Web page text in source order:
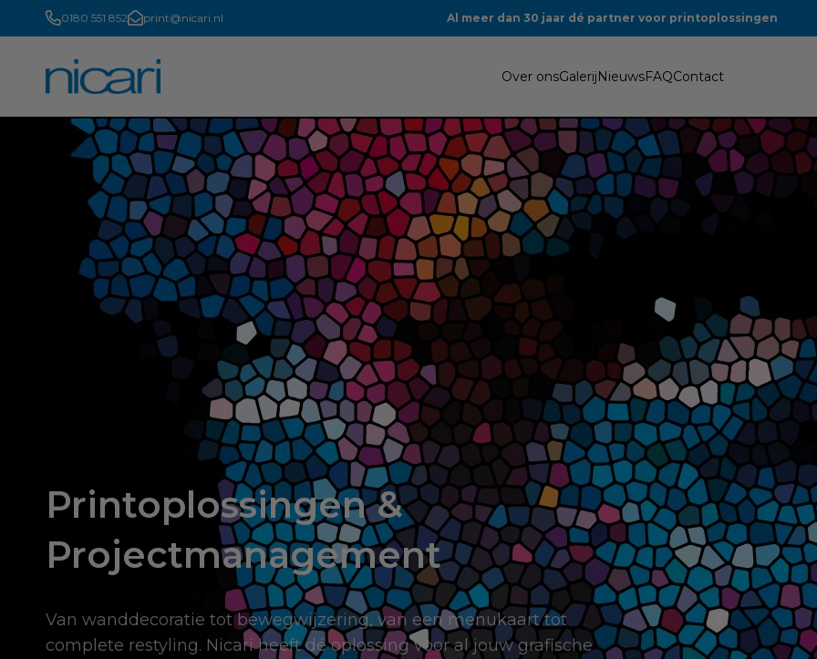
0180 551 852 print@nicari.nl Al meer dan 30 jaar dé partner voor printoplossingen
Over onsGalerijNieuwsFAQContact
Printoplossingen &
Projectmanagement
Van wanddecoratie tot bewegwijzering, van een menukaart tot
complete restyling. Nicari heeft dé oplossing voor al jouw grafische